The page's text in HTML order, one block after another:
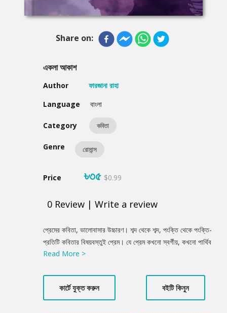
Share on:
একলা আকাশ
Author
ফারজানা রাহা
Language
বাংলা
Category কবিতা
Genre রোমান্স
Price ৳৩৫ $0.99
0 Review | Write a review
Product
Summery
প্রেমের কবিতা, ভালোবাসার উচ্চারণ। শব্দ থেকে শব্দ, পংক্তি থেকে পংক্তি-
প্রতিটি কবিতার বিষয়বস্তুই প্রেম। যে প্রেম কখনো স্বর্গীয়, কখনো পার্থিব
আনন্দ-বেদনার প্রকাশ। ক্ষণিকের ভালোলাগাকে চিরতরের করে ধরে রাখার
কাব্যিক উপস্থাপন এই গ্রন্থ।
Read More >
কার্টে যুক্ত করুন বইটি কিনুন